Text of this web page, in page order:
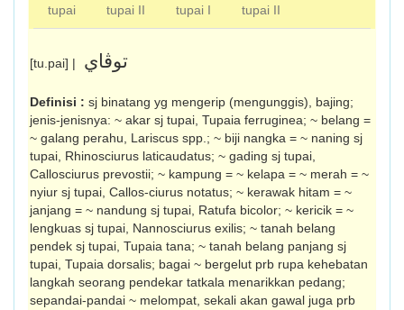
tupai tupai II tupai I tupai II
[tu.pai] | توڤاي
Definisi : sj binatang yg mengerip (mengunggis), bajing;
jenis-jenisnya: ~ akar sj tupai, Tupaia ferruginea; ~ belang =
~ galang perahu, Lariscus spp.; ~ biji nangka = ~ naning sj
tupai, Rhinosciurus laticaudatus; ~ gading sj tupai,
Callosciurus prevostii; ~ kampung = ~ kelapa = ~ merah = ~
nyiur sj tupai, Callos-ciurus notatus; ~ kerawak hitam = ~
janjang = ~ nandung sj tupai, Ratufa bicolor; ~ kericik = ~
lengkuas sj tupai, Nannosciurus exilis; ~ tanah belang
pendek sj tupai, Tupaia tana; ~ tanah belang panjang sj
tupai, Tupaia dorsalis; bagai ~ bergelut prb rupa kehebatan
langkah seorang pendekar tatkala menarikkan pedang;
sepandai-pandai ~ melompat, sekali akan gawal juga prb